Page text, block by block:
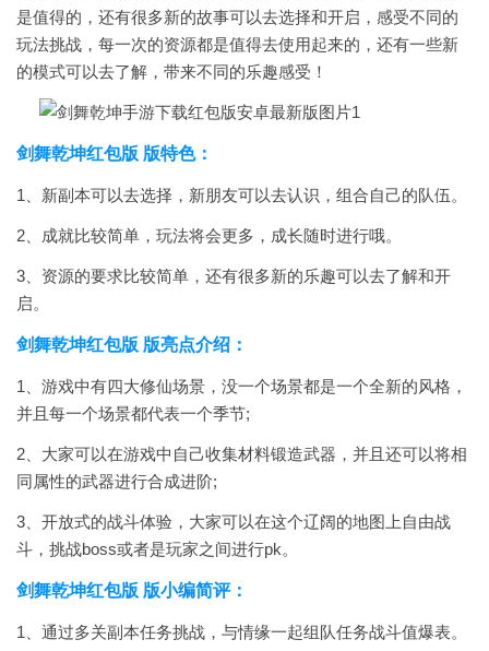
是值得的，还有很多新的故事可以去选择和开启，感受不同的
玩法挑战，每一次的资源都是值得去使用起来的，还有一些新
的模式可以去了解，带来不同的乐趣感受！
剑舞乾坤红包版 版特色：
1、新副本可以去选择，新朋友可以去认识，组合自己的队伍。
2、成就比较简单，玩法将会更多，成长随时进行哦。
3、资源的要求比较简单，还有很多新的乐趣可以去了解和开
启。
剑舞乾坤红包版 版亮点介绍：
1、游戏中有四大修仙场景，没一个场景都是一个全新的风格，
并且每一个场景都代表一个季节;
2、大家可以在游戏中自己收集材料锻造武器，并且还可以将相
同属性的武器进行合成进阶;
3、开放式的战斗体验，大家可以在这个辽阔的地图上自由战
斗，挑战boss或者是玩家之间进行pk。
剑舞乾坤红包版 版小编简评：
1、通过多关副本任务挑战，与情缘一起组队任务战斗值爆表。